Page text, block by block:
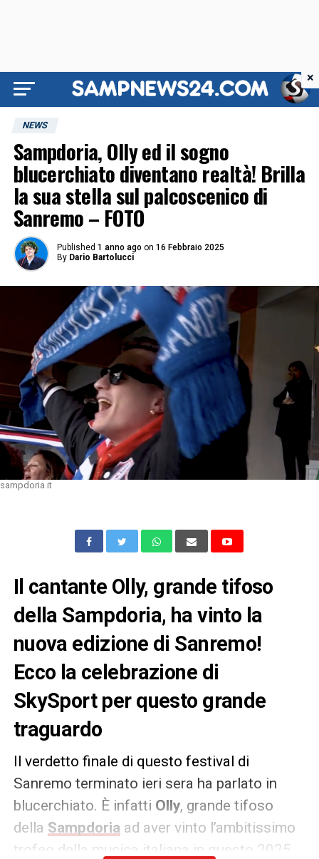
NEWS
Sampdoria, Olly ed il sogno
blucerchiato diventano realtà! Brilla
la sua stella sul palcoscenico di
Sanremo – FOTO
Published 1 anno ago on 16 Febbraio 2025
By Dario Bartolucci
sampdoria.it
Il cantante Olly, grande tifoso
della Sampdoria, ha vinto la
nuova edizione di Sanremo!
Ecco la celebrazione di
SkySport per questo grande
traguardo
Il verdetto finale di questo festival di
Sanremo terminato ieri sera ha parlato in
blucerchiato. È infatti Olly, grande tifoso
della Sampdoria ad aver vinto l’ambitissimo
trofeo della musica italiana in questo 2025.
×